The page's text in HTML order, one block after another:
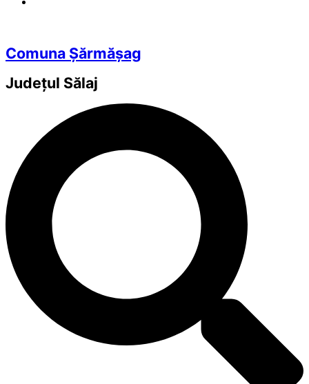
Comuna Șărmășag
Județul Sălaj